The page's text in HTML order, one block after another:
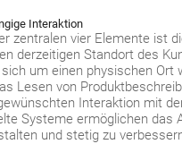
Interaktion
zentralen vier Elemente ist
derzeitigen Standort des
um einen physischen
Lesen von
Interaktion mit
Systeme ermöglichen das
und stetig zu